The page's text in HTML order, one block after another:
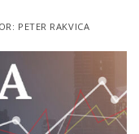
PETER RAKVICA